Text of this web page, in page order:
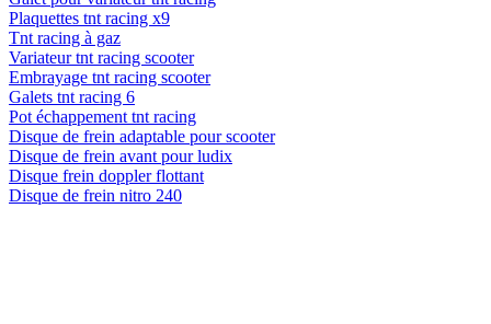
Plaquettes tnt racing x9
Tnt racing à gaz
Variateur tnt racing scooter
Embrayage tnt racing scooter
Galets tnt racing 6
Pot échappement tnt racing
Disque de frein adaptable pour scooter
Disque de frein avant pour ludix
Disque frein doppler flottant
Disque de frein nitro 240